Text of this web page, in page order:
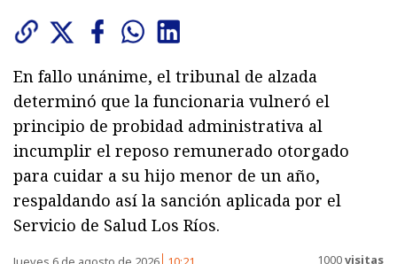
En fallo unánime, el tribunal de alzada
determinó que la funcionaria vulneró el
principio de probidad administrativa al
incumplir el reposo remunerado otorgado
para cuidar a su hijo menor de un año,
respaldando así la sanción aplicada por el
Servicio de Salud Los Ríos.
1000visitas